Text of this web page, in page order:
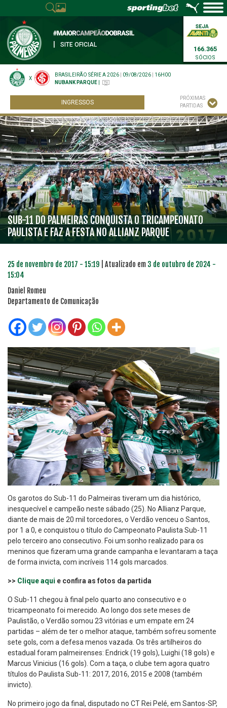
SITE OFICIAL
166.365
SÓCIOS
X
BRASILEIRÃO SÉRIE A 2026 09/08/2026
16H00
NUBANK PARQUE
INGRESSOS
PRÓXIMAS
PARTIDAS
SUB-11 DO PALMEIRAS CONQUISTA O TRICAMPEONATO
PAULISTA E FAZ A FESTA NO ALLIANZ PARQUE
25 de novembro de 2017 - 15:19 | Atualizado em 3 de outubro de 2024 -
15:04
Daniel Romeu
Departamento de Comunicação
Os garotos do Sub-11 do Palmeiras tiveram um dia histórico,
inesquecível e campeão neste sábado (25). No Allianz Parque,
diante de mais de 20 mil torcedores, o Verdão venceu o Santos,
por 1 a 0, e conquistou o título do Campeonato Paulista Sub-11
pelo terceiro ano consecutivo. Foi um sonho realizado para os
meninos que fizeram uma grande campanha e levantaram a taça
de forma invicta, com incríveis 114 gols marcados.
>> Clique aqui e confira as fotos da partida
O Sub-11 chegou à final pelo quarto ano consecutivo e o
tricampeonato foi merecido. Ao longo dos sete meses de
Paulistão, o Verdão somou 23 vitórias e um empate em 24
partidas – além de ter o melhor ataque, também sofreu somente
sete gols, com a defesa menos vazada. Os três artilheiros do
estadual foram palmeirenses: Endrick (19 gols), Luighi (18 gols) e
Marcus Vinicius (16 gols). Com a taça, o clube tem agora quatro
títulos do Paulista Sub-11: 2017, 2016, 2015 e 2008 (também
invicto).
No primeiro jogo da final, disputado no CT Rei Pelé, em Santos-SP,